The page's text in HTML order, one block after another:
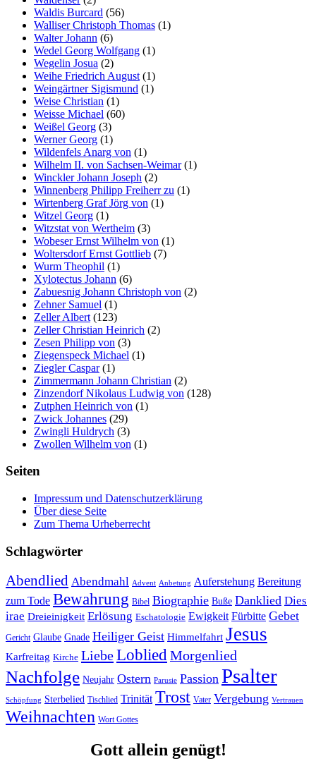
Waldis Burcard (56)
Walliser Christoph Thomas (1)
Walter Johann (6)
Wedel Georg Wolfgang (1)
Wegelin Josua (2)
Weihe Friedrich August (1)
Weingärtner Sigismund (1)
Weise Christian (1)
Weisse Michael (60)
Weißel Georg (3)
Werner Georg (1)
Wildenfels Anarg von (1)
Wilhelm II. von Sachsen-Weimar(1)
Winckler Johann Joseph (2)
Winnenberg Philipp Freiherr zu (1)
Wirtenberg Graf Jörg von (1)
Witzel Georg (1)
Witzstat von Wertheim (3)
Wobeser Ernst Wilhelm von (1)
Woltersdorf Ernst Gottlieb (7)
Wurm Theophil (1)
Xylotectus Johann (6)
Zabuesnig Johann Christoph von (2)
Zehner Samuel (1)
Zeller Albert (123)
Zeller Christian Heinrich (2)
Zesen Philipp von (3)
Ziegenspeck Michael (1)
Ziegler Caspar(1)
Zimmermann Johann Christian (2)
Zinzendorf Nikolaus Ludwig von (128)
Zutphen Heinrich von (1)
Zwick Johannes (29)
Zwingli Huldrych (3)
Zwollen Wilhelm von (1)
Seiten
Impressum und Datenschutzerklärung
Über diese Seite
Zum Thema Urheberrecht
Schlagwörter
Abendlied Abendmahl Advent Anbetung Auferstehung Bereitung
zum Tode Bewahrung Bibel Biographie Buße Danklied Dies
irae Dreieinigkeit Erlösung Eschatologie Ewigkeit Fürbitte Gebet
Gericht Glaube Gnade Heiliger Geist Himmelfahrt Jesus
Karfreitag Kirche LiebeLobliedMorgenlied
Nachfolge Neujahr Ostern Parusie Passion Psalter
Schöpfung Sterbelied Tischlied Trinität Trost Vater Vergebung Vertrauen
Weihnachten Wort Gottes
Gott allein genügt!